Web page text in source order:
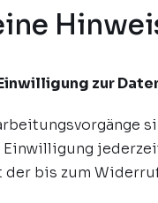
zur
der bis zum